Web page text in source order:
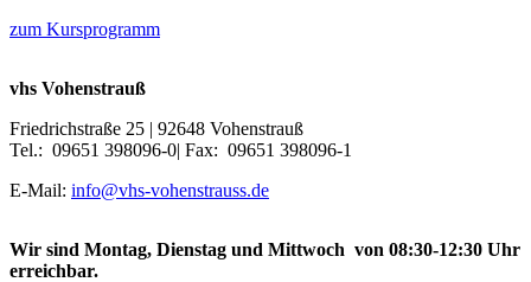
zum Kursprogramm
vhs Vohenstrauß
Friedrichstraße 25 | 92648 Vohenstrauß
Tel.: 09651 398096-0| Fax: 09651 398096-1
E-Mail: info@vhs-vohenstrauss.de
Wir sind Montag, Dienstag und Mittwoch von 08:30-12:30 Uhr
erreichbar.